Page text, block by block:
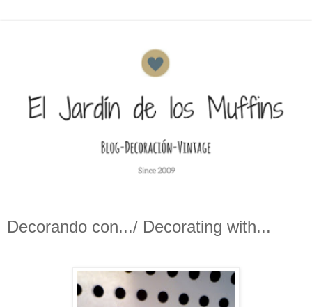
Decorando con.../ Decorating with...